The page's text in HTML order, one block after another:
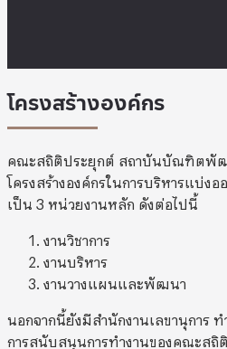
โครงสร้างองค์กร
คณะสถิติประยุกต์ สถาบันบัณฑิตพัฒ
โครงสร้างองค์กรในการบริหารแบ่งอ
เป็น 3 หน่วยงานหลัก ดังต่อไปนี้
งานวิชาการ
งานบริหาร
งานวางแผนและพัฒนา
นอกจากนี้ยังมีสำนักงานเลขานุการ
การสนับสนุนการทำงานของคณะสถิ